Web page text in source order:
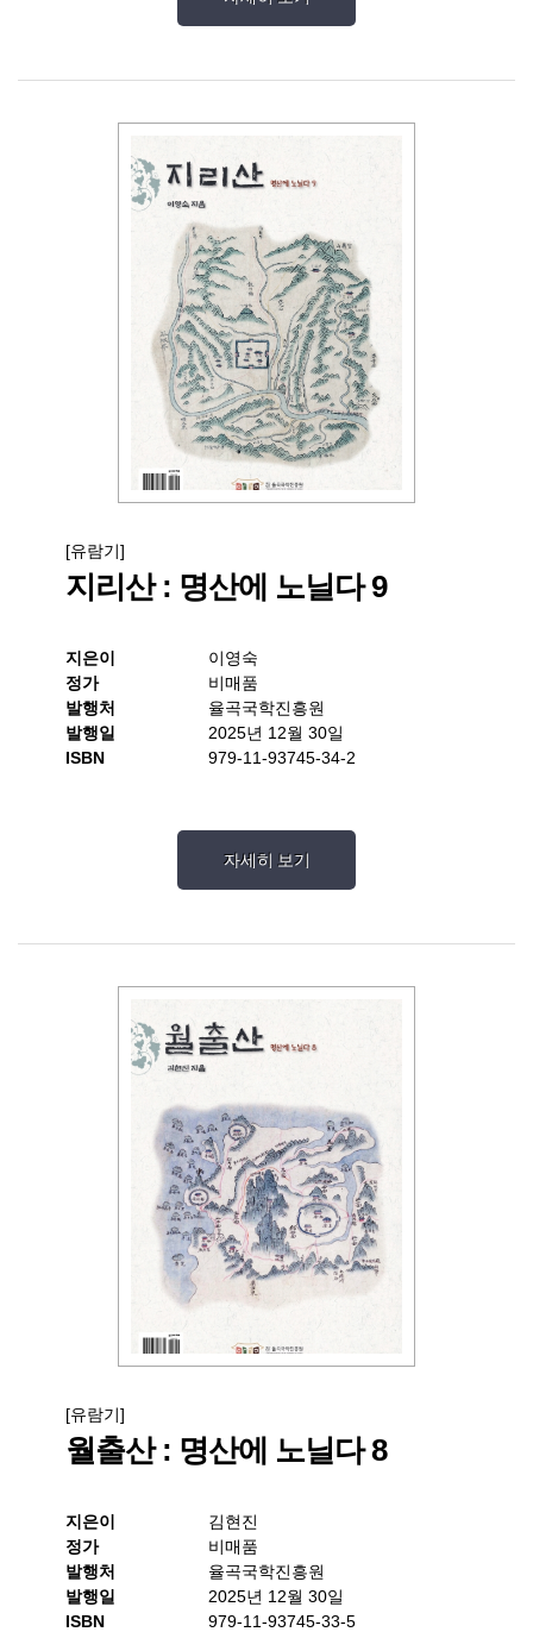
[유람기]
지리산 : 명산에 노닐다 9
지은이
이영숙
정가
비매품
발행처
율곡국학진흥원
발행일
2025년 12월 30일
ISBN
979-11-93745-34-2
자세히 보기
[유람기]
월출산 : 명산에 노닐다 8
지은이
김현진
정가
비매품
발행처
율곡국학진흥원
발행일
2025년 12월 30일
ISBN
979-11-93745-33-5